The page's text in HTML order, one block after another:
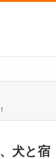
犬と宿